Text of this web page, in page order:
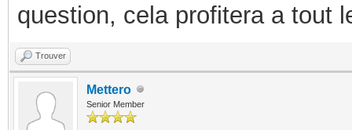
question, cela profitera a tout
Trouver
Mettero
Senior Member